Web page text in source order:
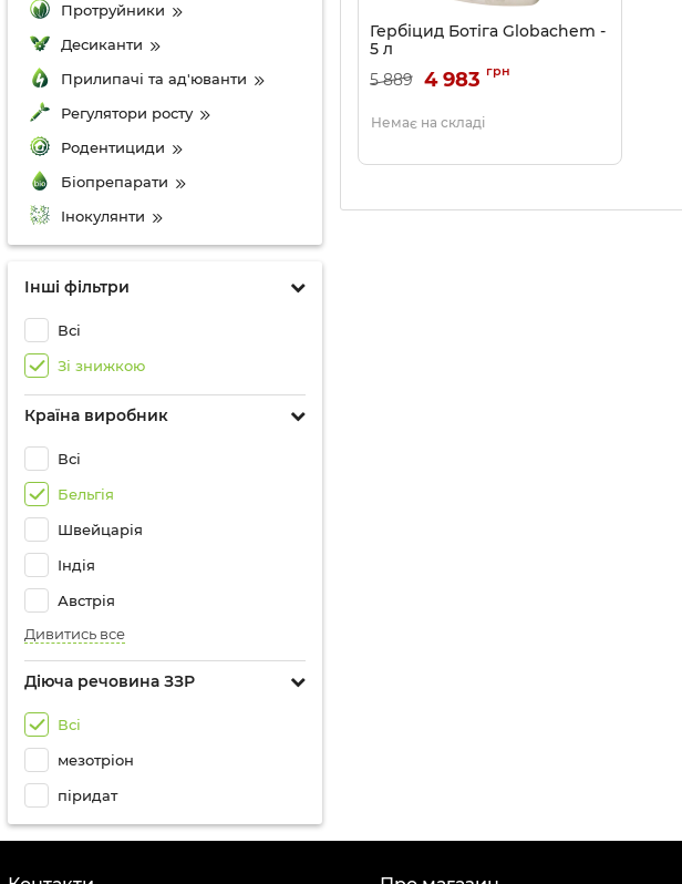
Протруйники
Десиканти
Прилипачі та ад'юванти
Регулятори росту
Родентициди
Біопрепарати
Інокулянти
Інші фільтри
Всі
Зі знижкою
Країна виробник
Всі
Бельгія
Швейцарія
Індія
Австрія
Дивитись все
Діюча речовина ЗЗР
Всі
мезотріон
піридат
Гербіцид Ботіга Globachem -
5 л
Артикул: 110705
5 889 4 983 грн
Немає на складі